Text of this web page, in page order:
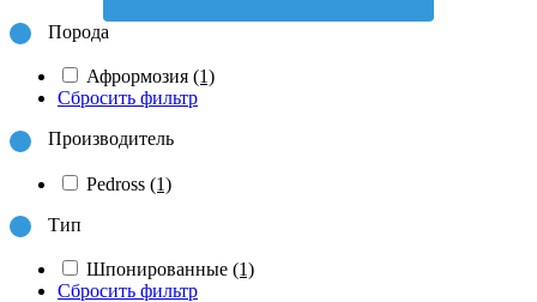
Порода
Афрормозия (1)
Сбросить фильтр
Производитель
Pedross (1)
Тип
Шпонированные (1)
Сбросить фильтр